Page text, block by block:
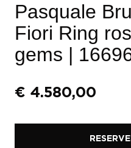
Pasquale
Fiori Ring
gems |
€ 4.580,00